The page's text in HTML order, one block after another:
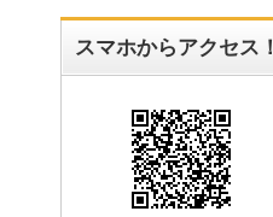
スマホからアクセス！